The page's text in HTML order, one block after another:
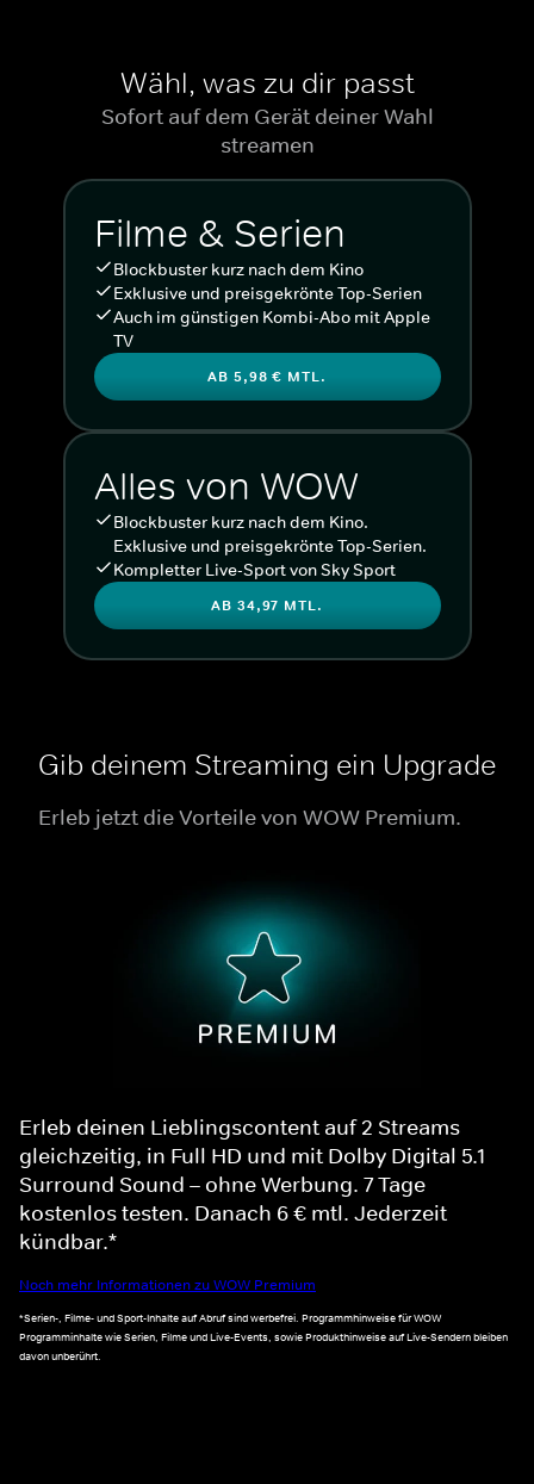
Wähl, was zu dir passt
Sofort auf dem Gerät deiner Wahl
streamen
Filme & Serien
Blockbuster kurz nach dem Kino
Exklusive und preisgekrönte Top-Serien
Auch im günstigen Kombi-Abo mit Apple
TV
AB 5,98 € MTL.
Alles von WOW
Blockbuster kurz nach dem Kino.
Exklusive und preisgekrönte Top-Serien.
Kompletter Live-Sport von Sky Sport
AB 34,97 MTL.
Gib deinem Streaming ein Upgrade
Erleb jetzt die Vorteile von WOW Premium.
Erleb deinen Lieblingscontent auf 2 Streams
gleichzeitig, in Full HD und mit Dolby Digital 5.1
Surround Sound – ohne Werbung. 7 Tage
kostenlos testen. Danach 6 € mtl. Jederzeit
kündbar.*
Noch mehr Informationen zu WOW Premium
*Serien-, Filme- und Sport-Inhalte auf Abruf sind werbefrei. Programmhinweise für WOW
Programminhalte wie Serien, Filme und Live-Events, sowie Produkthinweise auf Live-Sendern bleiben
davon unberührt.